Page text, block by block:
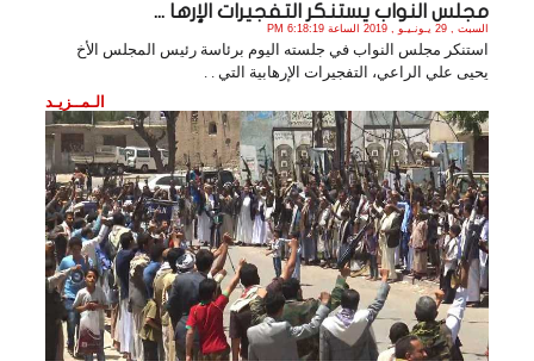
مجلس النواب يستنكر التفجيرات الإرها ...
السبت , 29 يـونـيـو , 2019 الساعة 6:18:19 PM
استنكر مجلس النواب في جلسته اليوم برئاسة رئيس المجلس الأخ
يحيى علي الراعي، التفجيرات الإرهابية التي . .
الـمــزيـد